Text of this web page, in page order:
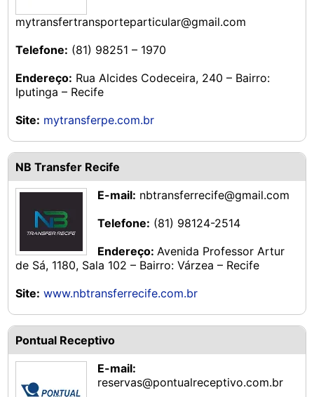
mytransfertransporteparticular@gmail.com
Telefone: (81) 98251 – 1970
Endereço: Rua Alcides Codeceira, 240 – Bairro:
Iputinga – Recife
Site: mytransferpe.com.br
NB Transfer Recife
E-mail: nbtransferrecife@gmail.com
Telefone: (81) 98124-2514
Endereço:Avenida Professor Artur
de Sá, 1180, Sala 102 – Bairro: Várzea – Recife
Site: www.nbtransferrecife.com.br
Pontual Receptivo
E-mail:
reservas@pontualreceptivo.com.br